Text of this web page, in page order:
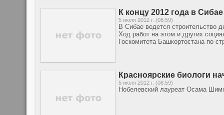
К концу 2012 года в
5 июля 2012 г. (08:59)
В Сибае ведется строительство
Ход работ на этом и других
Госкомитета Башкортостана по
Красноярские биологи
5 июля 2012 г. (08:59)
Нобелевский лауреат Осама